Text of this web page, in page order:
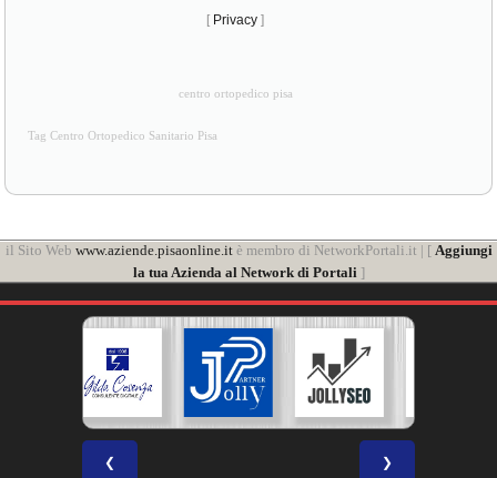
[ Privacy ]
centro ortopedico pisa
Tag Centro Ortopedico Sanitario Pisa
il Sito Web www.aziende.pisaonline.itè membro di NetworkPortali.it | [ Aggiungi
la tua Azienda al Network di Portali ]
❮ ❯